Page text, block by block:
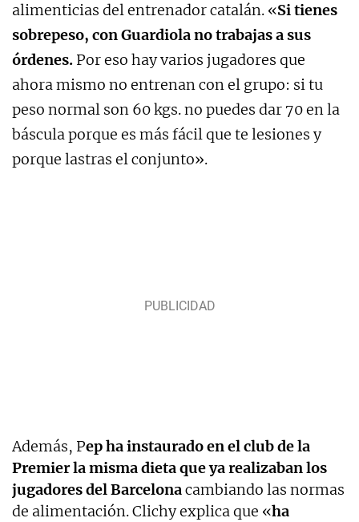
alimenticias del entrenador catalán. «Si tienes
sobrepeso, conGuardiolano trabajas a sus
órdenes. Por eso hay varios jugadores que
ahora mismo no entrenan con el grupo: si tu
peso normal son 60 kgs. no puedes dar 70en la
báscula porque es más fácil que te lesiones y
porque lastras el conjunto».
Además, Pep ha instaurado en el club de la
Premier la misma dieta que ya realizaban los
jugadores del Barcelonacambiando las normas
de alimentación. Clichy explica que «ha